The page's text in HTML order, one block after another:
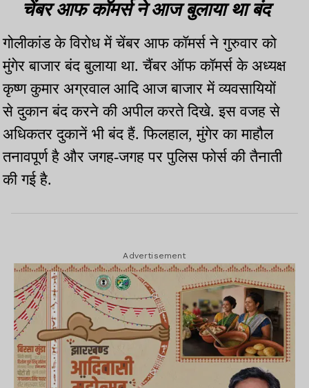
चेंबर आफ कॉमर्स ने आज बुलाया था बंद
गोलीकांड के विरोध में चेंबर आफ कॉमर्स ने गुरुवार को
मुंगेर बाजार बंद बुलाया था. चैंबर ऑफ कॉमर्स के अध्यक्ष
कृष्ण कुमार अग्रवाल आदि आज बाजार में व्यवसायियों
से दुकान बंद करने की अपील करते दिखे. इस वजह से
अधिकतर दुकानें भी बंद हैं. फिलहाल, मुंगेर का माहौल
तनावपूर्ण है और जगह-जगह पर पुलिस फोर्स की तैनाती
की गई है.
Advertisement